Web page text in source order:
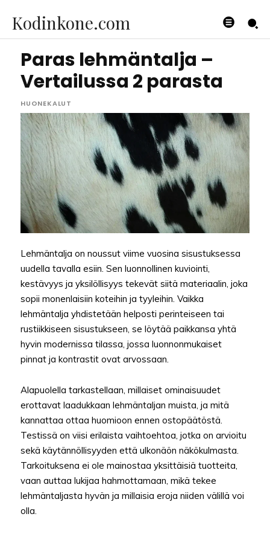
Kodinkone.com
Paras lehmäntalja –
Vertailussa 2 parasta
HUONEKALUT
Lehmäntalja on noussut viime vuosina sisustuksessa
uudella tavalla esiin. Sen luonnollinen kuviointi,
kestävyys ja yksilöllisyys tekevät siitä materiaalin, joka
sopii monenlaisiin koteihin ja tyyleihin. Vaikka
lehmäntalja yhdistetään helposti perinteiseen tai
rustiikkiseen sisustukseen, se löytää paikkansa yhtä
hyvin modernissa tilassa, jossa luonnonmukaiset
pinnat ja kontrastit ovat arvossaan.
Alapuolella tarkastellaan, millaiset ominaisuudet
erottavat laadukkaan lehmäntaljan muista, ja mitä
kannattaa ottaa huomioon ennen ostopäätöstä.
Testissä on viisi erilaista vaihtoehtoa, jotka on arvioitu
sekä käytännöllisyyden että ulkonäön näkökulmasta.
Tarkoituksena ei ole mainostaa yksittäisiä tuotteita,
vaan auttaa lukijaa hahmottamaan, mikä tekee
lehmäntaljasta hyvän ja millaisia eroja niiden välillä voi
olla.